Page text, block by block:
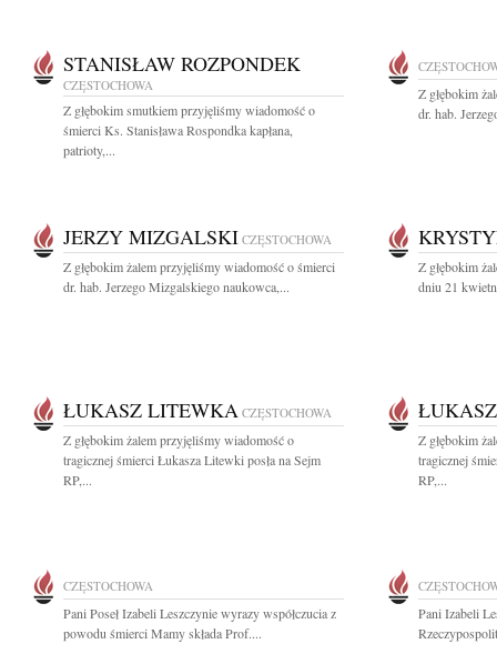
STANISŁAW ROZPONDEK
CZĘSTOCHOWA
Z głębokim smutkiem przyjęliśmy wiadomość o
śmierci Ks. Stanisława Rospondka kapłana,
patrioty,...
Z głębokim
dr. hab.
JERZY MIZGALSKI CZĘSTOCHOWA
Z głębokim żalem przyjęliśmy wiadomość o śmierci
dr. hab. Jerzego Mizgalskiego naukowca,...
Z głębokim
dniu 21
ŁUKASZ LITEWKA CZĘSTOCHOWA
Z głębokim żalem przyjęliśmy wiadomość o
tragicznej śmierci Łukasza Litewki posła na Sejm
RP,...
Z głębokim
tragicznej
RP,...
CZĘSTOCHOWA
Pani Poseł Izabeli Leszczynie wyrazy współczucia z
powodu śmierci Mamy składa Prof....
Pani Izabeli